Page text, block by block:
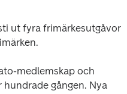
ut fyra frimärkesutgåvor
medlemskap och
gången. Nya